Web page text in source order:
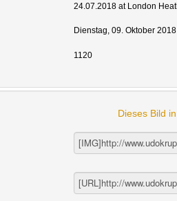
24.07.2018 at London
Dienstag, 09. Oktober 2018
1120
Dieses Bild